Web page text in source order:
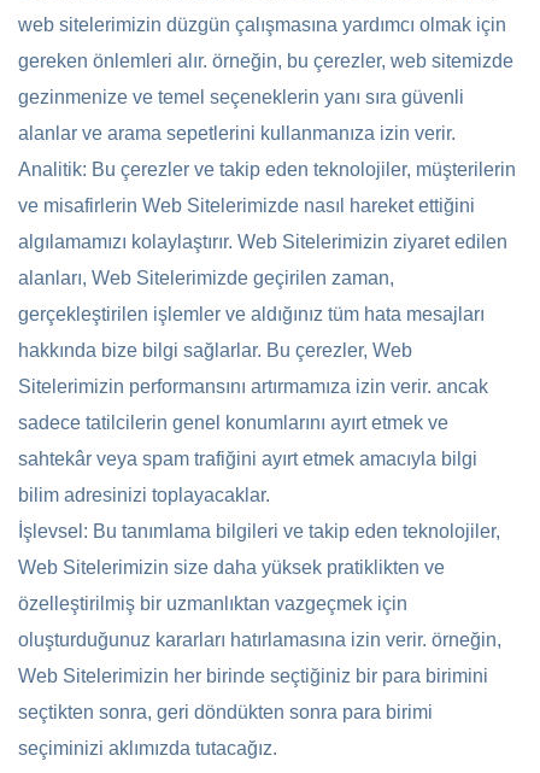
web sitelerimizin düzgün çalışmasına yardımcı olmak için
gereken önlemleri alır. örneğin, bu çerezler, web sitemizde
gezinmenize ve temel seçeneklerin yanı sıra güvenli
alanlar ve arama sepetlerini kullanmanıza izin verir.
Analitik: Bu çerezler ve takip eden teknolojiler, müşterilerin
ve misafirlerin Web Sitelerimizde nasıl hareket ettiğini
algılamamızı kolaylaştırır. Web Sitelerimizin ziyaret edilen
alanları, Web Sitelerimizde geçirilen zaman,
gerçekleştirilen işlemler ve aldığınız tüm hata mesajları
hakkında bize bilgi sağlarlar. Bu çerezler, Web
Sitelerimizin performansını artırmamıza izin verir. ancak
sadece tatilcilerin genel konumlarını ayırt etmek ve
sahtekâr veya spam trafiğini ayırt etmek amacıyla bilgi
bilim adresinizi toplayacaklar.
İşlevsel: Bu tanımlama bilgileri ve takip eden teknolojiler,
Web Sitelerimizin size daha yüksek pratiklikten ve
özelleştirilmiş bir uzmanlıktan vazgeçmek için
oluşturduğunuz kararları hatırlamasına izin verir. örneğin,
Web Sitelerimizin her birinde seçtiğiniz bir para birimini
seçtikten sonra, geri döndükten sonra para birimi
seçiminizi aklımızda tutacağız.